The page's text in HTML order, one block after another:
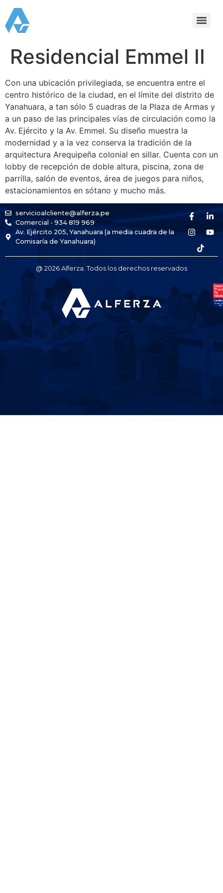
Residencial Emmel II
Con una ubicación privilegiada, se encuentra entre el
centro histórico de la ciudad, en el límite del distrito de
Yanahuara, a tan sólo 5 cuadras de la Plaza de Armas y
a un paso de las principales vías de circulación como la
Av. Ejército y la Av. Emmel. Su diseño muestra la
modernidad y a la vez conserva la tradición de la
arquitectura Arequipeña colonial en sillar. Cuenta con un
lobby de recepción de doble altura, piscina, zona de
parrilla, salón de eventos, área de juegos para niños,
estacionamientos en sótano y mucho más.
servicioalcliente@alferza.pe
Comercial - 934 819 969
Av. Ejército 205, Yanahuara (a media cuadra de la
Comisaría de Yanahuara)
@ 2026 Alferza. Todos los derechos reservados